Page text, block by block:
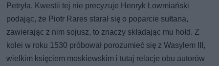
Petryła. Kwestii tej nie precyzuje Henryk Łowmiański
podając, że Piotr Rares starał się o poparcie sułtana,
zawierając z nim sojusz, to znaczy składając mu hołd. Z
kolei w roku 1530 próbował porozumieć się z Wasylem III,
wielkim księciem moskiewskim i tutaj relacje obu autorów